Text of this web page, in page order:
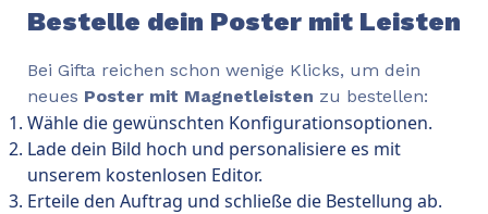
Bestelle dein Poster mit Leisten
Bei Gifta reichen schon wenige Klicks, um dein
neues Poster mit Magnetleisten zu bestellen:
Wähle die gewünschten Konfigurationsoptionen.
Lade dein Bild hoch und personalisiere es mit
unserem kostenlosen Editor.
Erteile den Auftrag und schließe die Bestellung ab.